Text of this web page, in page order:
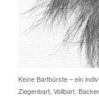
Keine Bartbürste – ein
Ziegenbart, Vollbart,